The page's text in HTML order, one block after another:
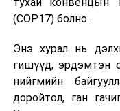
баатарлаг туульс
тухай конвенцын
(COP17) болно.
Энэ хурал нь
гишүүд, эрдэмтэн
нийгмийн
доройтол, ган